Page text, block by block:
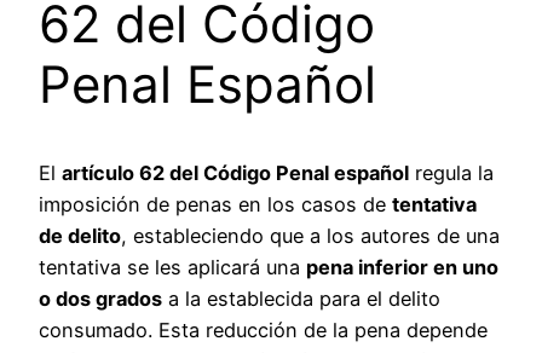
62 del Código
Penal Español
El artículo 62 del Código Penal español regula la
imposición de penas en los casos de tentativa
de delito, estableciendo que a los autores de una
tentativa se les aplicará una pena inferior en uno
o dos grados a la establecida para el delito
consumado. Esta reducción de la pena depende